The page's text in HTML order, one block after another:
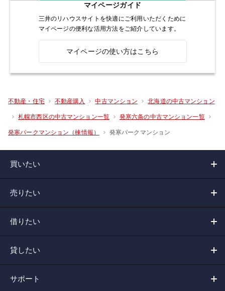
マイページガイド
三井のリハウスサイトを快適にご利用いただくために
マイページの便利な活用方法をご紹介しています。
マイページの使い方はこちら
不動産・住宅 不動産購入 中古マンション 北海道の中古マンション
札幌市西区の中古マンション一覧 発寒六条の中古マンション一覧
発寒パークマンション（棟情報） 発寒パークマンション
買いたい
売りたい
借りたい
貸したい
サポート